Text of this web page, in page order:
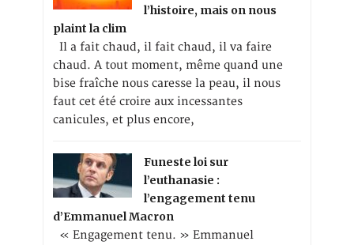
l’histoire, mais on nous
plaint la clim
Il a fait chaud, il fait chaud, il va faire
chaud. A tout moment, même quand une
bise fraîche nous caresse la peau, il nous
faut cet été croire aux incessantes
canicules, et plus encore,
Funeste loi sur
l’euthanasie :
l’engagement tenu
d’Emmanuel Macron
« Engagement tenu. » Emmanuel